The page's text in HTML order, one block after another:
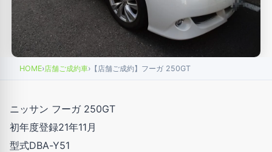
HOME›店舗ご成約車› 【店舗ご成約】フーガ 250GT
ニッサン フーガ 250GT
初年度登録21年11月
型式DBA-Y51